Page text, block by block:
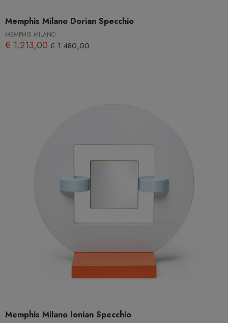
Memphis Milano Dorian Specchio
MEMPHIS MILANO
€ 1.213,00 € 1.480,00
Memphis Milano Ionian Specchio